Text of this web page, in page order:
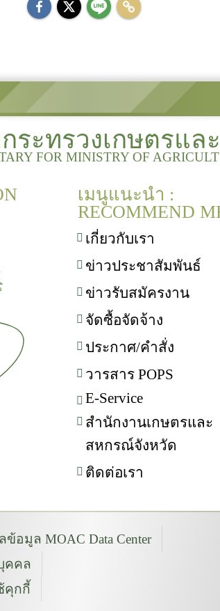
ระทรวงเกษตรแ
FOR MINISTRY OF
เมนูแนะนำ :
RECOMMEND
เกี่ยวกับเรา
ข่าวประชาสัมพันธ์
ข่าวรับสมัครงาน
จัดซื้อจัดจ้าง
ประกาศ/คำสั่ง
วารสาร POPS
E-Service
สำนักงานเกษตรและ
สหกรณ์จังหวัด
ติดต่อเรา
อมูล MOAC Data Center
คคล
คุกกี้